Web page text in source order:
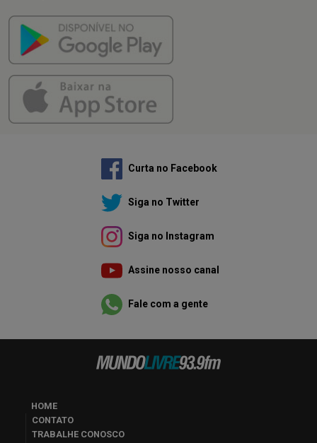
Curta no Facebook
Siga no Twitter
Siga no Instagram
Assine nosso canal
Fale com a gente
HOME
CONTATO
TRABALHE CONOSCO